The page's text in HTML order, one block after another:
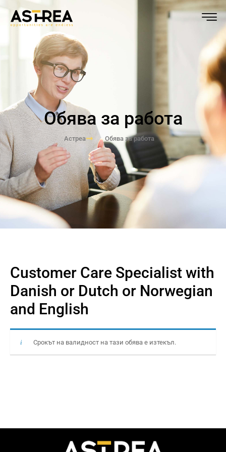
Обява за работа
Астреа Обява за работа
Customer Care Specialist with
Danish or Dutch or Norwegian
and English
Срокът на валидност на тази обява е изтекъл.